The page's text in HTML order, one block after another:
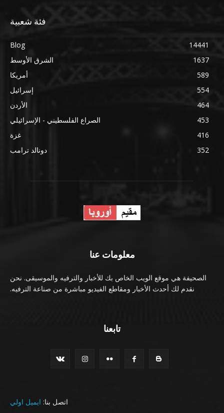
فئة شعبية
Blog
14441
الشرق الأوسط
1637
أمريكا
589
إسرائيل
554
الأردن
464
الصراع الفلسطيني - الإسرائيلي
453
غزة
416
دونالد ترامب
352
معلومات عنا
الصحيفة هي موقع الويب الخاص بك للأخبار والترفيه والموسيقى. نحن
نقدم لك أحدث الأخبار ومقاطع الفيديو مباشرة من صناعة الترفيه.
تابعنا
اتصل بنا: ايميل اولي